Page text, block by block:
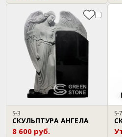
S-3
СКУЛЬПТУРА АНГЕЛА
8 600 руб.
S-7